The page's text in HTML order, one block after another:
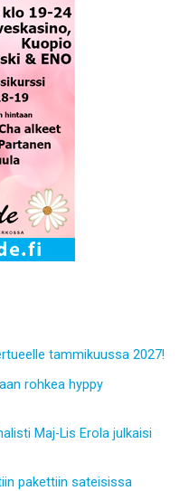
tammikuussa 2027!
rohkea hyppy
Maj-Lis Erola julkaisi
pakettiin sateisissa